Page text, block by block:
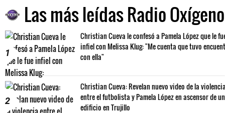
Las más leídas Radio Oxígeno
1
Christian Cueva le confesó a Pamela López que le
infiel con Melissa Klug: "Me cuenta que tuvo
con ella"
2
Christian Cueva: Revelan nuevo video de la
entre el futbolista y Pamela López en ascensor de un
edificio en Trujillo